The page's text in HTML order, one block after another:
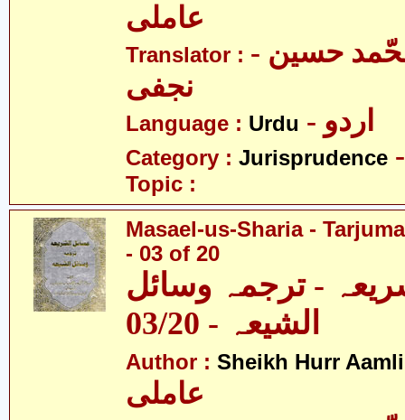
عاملی
Translator : - آیت اللہ محّمد حسین
نجفی
Language : Urdu - اردو
Category : Jurisprudence
Topic :
Masael-us-Sharia -
- 03 of 20
- ترجمہ وسائل
الشیعہ - 03/20
Author : Sheikh Hurr Aamli
عاملی